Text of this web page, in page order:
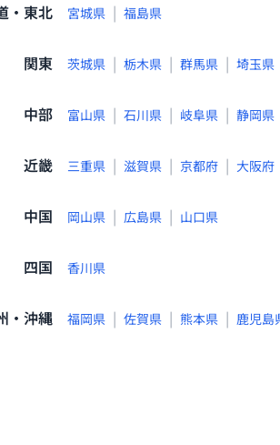
・東北 宮城県 | 福島県
関東 茨城県 | 栃木県 | 群馬県 | 埼玉県
中部 富山県 | 石川県 | 岐阜県 | 静岡県
近畿 三重県 | 滋賀県 | 京都府 | 大阪府
中国 岡山県 | 広島県 | 山口県
四国 香川県
・沖縄 福岡県 | 佐賀県 | 熊本県 | 鹿児島